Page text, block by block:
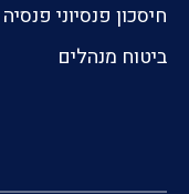
חיסכון פנסיוני פנסיה
ביטוח מנהלים